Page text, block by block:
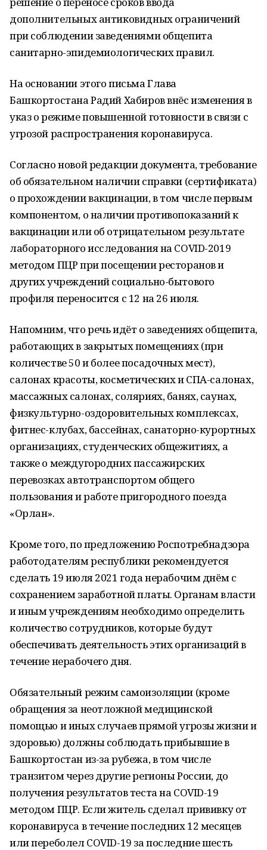
дополнительных антиковидных ограничений
при соблюдении заведениями общепита
санитарно-эпидемиологических правил.
На основании этого письма Глава
Башкортостана Радий Хабиров внёс изменения в
указ о режиме повышенной готовности в связи с
угрозой распространения коронавируса.
Согласно новой редакции документа, требование
об обязательном наличии справки (сертификата)
о прохождении вакцинации, в том числе первым
компонентом, о наличии противопоказаний к
вакцинации или об отрицательном результате
лабораторного исследования на COVID-2019
методом ПЦР при посещении ресторанов и
других учреждений социально-бытового
профиля переносится с 12 на 26 июля.
Напомним, что речь идёт о заведениях общепита,
работающих в закрытых помещениях (при
количестве 50 и более посадочных мест),
салонах красоты, косметических и СПА-салонах,
массажных салонах, соляриях, банях, саунах,
физкультурно-оздоровительных комплексах,
фитнес-клубах, бассейнах, санаторно-курортных
организациях, студенческих общежитиях, а
также о междугородних пассажирских
перевозках автотранспортом общего
пользования и работе пригородного поезда
«Орлан».
Кроме того, по предложению Роспотребнадзора
работодателям республики рекомендуется
сделать 19 июля 2021 года нерабочим днём с
сохранением заработной платы. Органам власти
и иным учреждениям необходимо определить
количество сотрудников, которые будут
обеспечивать деятельность этих организаций в
течение нерабочего дня.
Обязательный режим самоизоляции (кроме
обращения за неотложной медицинской
помощью и иных случаев прямой угрозы жизни и
здоровью) должны соблюдать прибывшие в
Башкортостан из-за рубежа, в том числе
транзитом через другие регионы России, до
получения результатов теста на COVID-19
методом ПЦР. Если житель сделал прививку от
коронавируса в течение последних 12 месяцев
или переболел COVID-19 за последние шесть